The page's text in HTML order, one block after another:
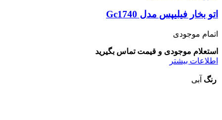
اتو بخار فیلیپس مدل Gc1740
اتمام موجودی
استعلام موجودی و قیمت تماس بگیرید
اطلاعات بیشتر
رنگ آبی